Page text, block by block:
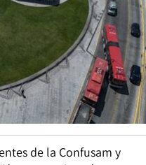
de la Confusam y